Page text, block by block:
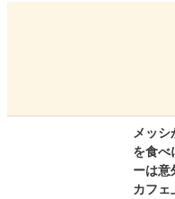
メッシ
を食べ
ーは
カフェ